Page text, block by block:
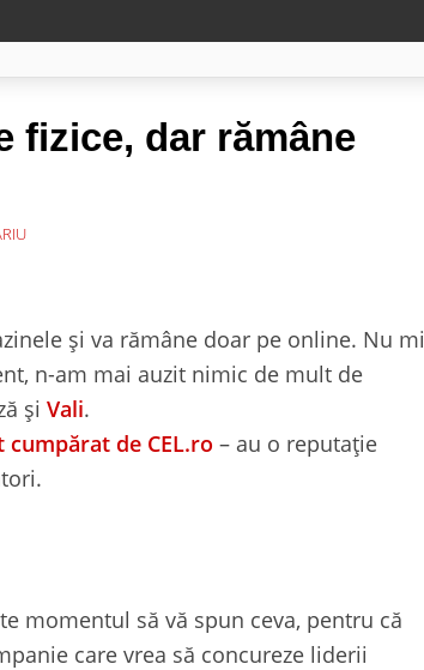
fizice, dar rămâne
și va rămâne doar pe online. Nu mi
n-am mai auzit nimic de mult de
și Vali.
de CEL.ro – au o reputație
momentul să vă spun ceva, pentru că
care vrea să concureze liderii